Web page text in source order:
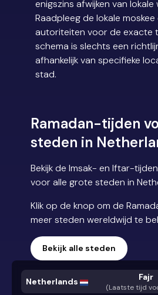
enigszins afwijken van lokale
Raadpleeg de lokale
autoriteiten voor de exacte
schema is slechts een
afhankelijk van specifieke
stad.
Ramadan-tijden
steden in
Bekijk de Imsak- en Iftar-
voor alle grote steden in
Klik op de knop om de
meer steden wereldwijd te
Bekijk alle steden
Netherlands Fajr
(Laatste tijd